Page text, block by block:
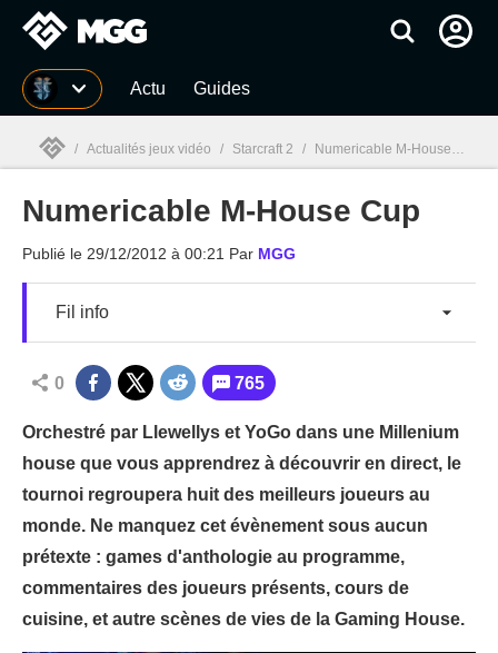
MGG Actu Guides
MGG
/ Actualités jeux vidéo / Starcraft 2 / Numericable M-House Cup
Numericable M-House Cup
Publié le 29/12/2012 à 00:21 Par MGG
Fil info
0 765
Orchestré par Llewellys et YoGo dans une Millenium
house que vous apprendrez à découvrir en direct, le
tournoi regroupera huit des meilleurs joueurs au
monde. Ne manquez cet évènement sous aucun
prétexte : games d'anthologie au programme,
commentaires des joueurs présents, cours de
cuisine, et autre scènes de vies de la Gaming House.